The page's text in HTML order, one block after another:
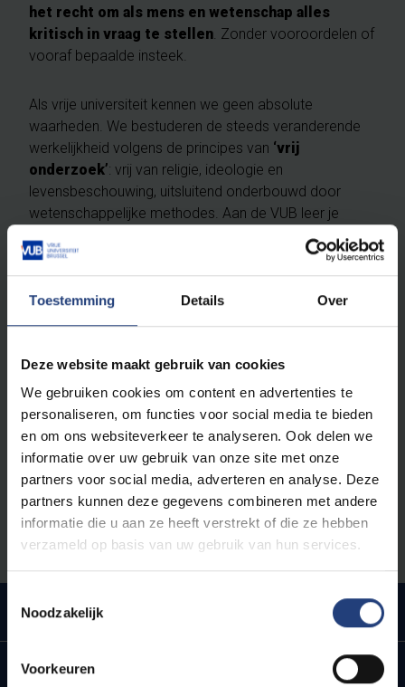
Toestemming Details Over
Deze website maakt gebruik van cookies
We gebruiken cookies om content en advertenties te
personaliseren, om functies voor social media te bieden
en om ons websiteverkeer te analyseren. Ook delen we
informatie over uw gebruik van onze site met onze
partners voor social media, adverteren en analyse. Deze
partners kunnen deze gegevens combineren met andere
informatie die u aan ze heeft verstrekt of die ze hebben
verzameld op basis van uw gebruik van hun services.
Noodzakelijk
Voorkeuren
het recht om als mens en wetenschap alles
kritisch in vraag te stellen . Zonder vooroordelen of
vooraf bepaalde insteek.
Als vrije universiteit kennen we geen absolute
waarheden. We bestuderen de steeds veranderende
werkelijkheid volgens de principes van ‘vrij
onderzoek’: vrij van religie, ideologie en
levensbeschouwing, uitsluitend onderbouwd door
wetenschappelijke methodes. Aan de VUB leer je
wetenschappelijke stellingen tegen het licht te houden
en evidente en minder evidente vragen te stellen. Je
wandelt buiten met een eigen visie. Jekritisch
denkvermogen vormt een ijzersterke troefvoor
een glansrijke carrière en een boeiend leven.
Vanuit die vrijheidsgedachte stellen we ons
alle studenten. We ondersteunen elke student om
zich te ontplooien tot autonome, verantwoordelijke en
kritisch denkende (wereld)burgers. Gelijkwaardigheid,
openheid en verdraagzaamheid zijn de kern van onze
humanistische visie. Op de VUB kom je dan ook
terecht in een open enwarme omgeving. Wie je ook
bent, hoe je ook denkt, samen zijn we de VUB.
Urban engaged university
Ligging in hartje Brussel